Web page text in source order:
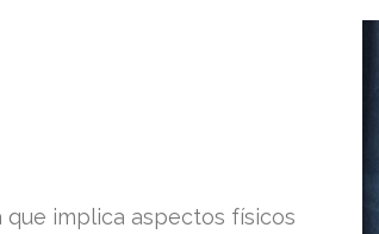
que implica aspectos físicos